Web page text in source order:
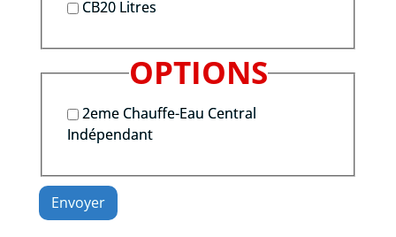
CB20 Litres
OPTIONS
2eme Chauffe-Eau Central
Indépendant